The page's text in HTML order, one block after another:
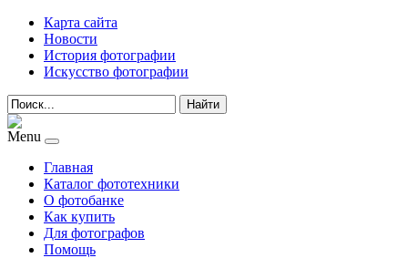
Карта сайта
Новости
История фотографии
Искусство фотографии
Найти
Menu
Главная
Каталог фототехники
О фотобанке
Как купить
Для фотографов
Помощь